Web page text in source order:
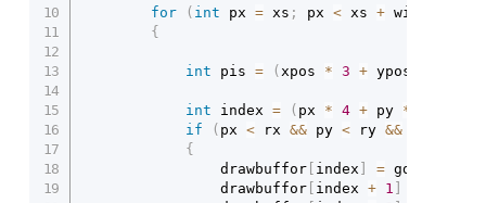
for ( int px = xs ; px < xs + width
{
int pis = ( xpos * 3 + ypos
int index = ( px * 4 + py *
if
( px < rx && py < ry && px
{
				drawbuffor
[ index = gdata
				drawbuffor
[ index + 1